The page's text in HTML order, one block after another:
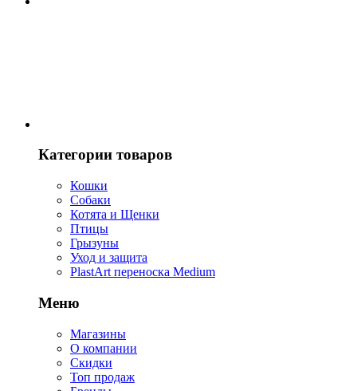
Категории товаров
Кошки
Собаки
Котята и Щенки
Птицы
Грызуны
Уход и защита
PlastArt переноска Medium
Меню
Магазины
О компании
Скидки
Топ продаж